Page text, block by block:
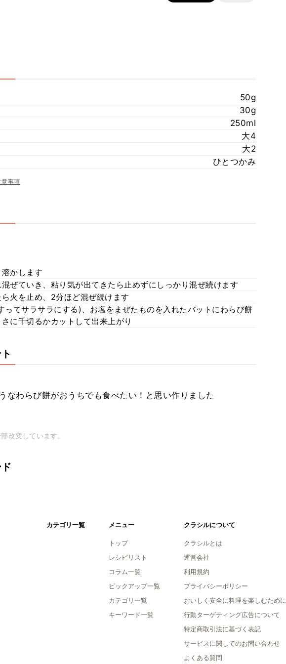
50g
30g
250ml
大4
大2
ひとつかみ
事項
かします
ぜていき、粘り気が出てきたら止めずにしっかり混ぜ続けます
火を止め、2分ほど混ぜ続けます
ってサラサラにする)、お塩をまぜたものを入れたバットにわらび餅
に千切るかカットして出来上がり
なわらび餅がおうちでも食べたい！と思い作りました
改変しています。
カテゴリ一覧 メニュー
トップ
レシピリスト
コラム一覧
ピックアップ一覧
カテゴリ一覧
キーワード一覧
クラシルについて
クラシルとは
運営会社
利用規約
プライバシーポリシー
おいしく安全に料理を楽しむために
行動ターゲティング広告について
特定商取引法に基づく表記
サービスに関してのお問い合わせ
よくある質問